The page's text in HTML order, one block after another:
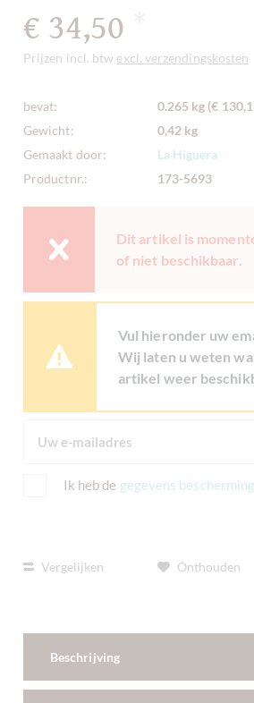
€ 34,50
Prijzen incl. btw excl. verzendingskosten
bevat:
0.265 kg (€
Gewicht:
0,42 kg
Gemaakt door:
La Higuera
Productnr.:
173-5693
Dit artikel is
of niet beschikbaar.
Vul hieronder uw
Wij laten u weten
artikel weer
Ik heb de gegevens
Vergelijken Onthouden
Beschrijving